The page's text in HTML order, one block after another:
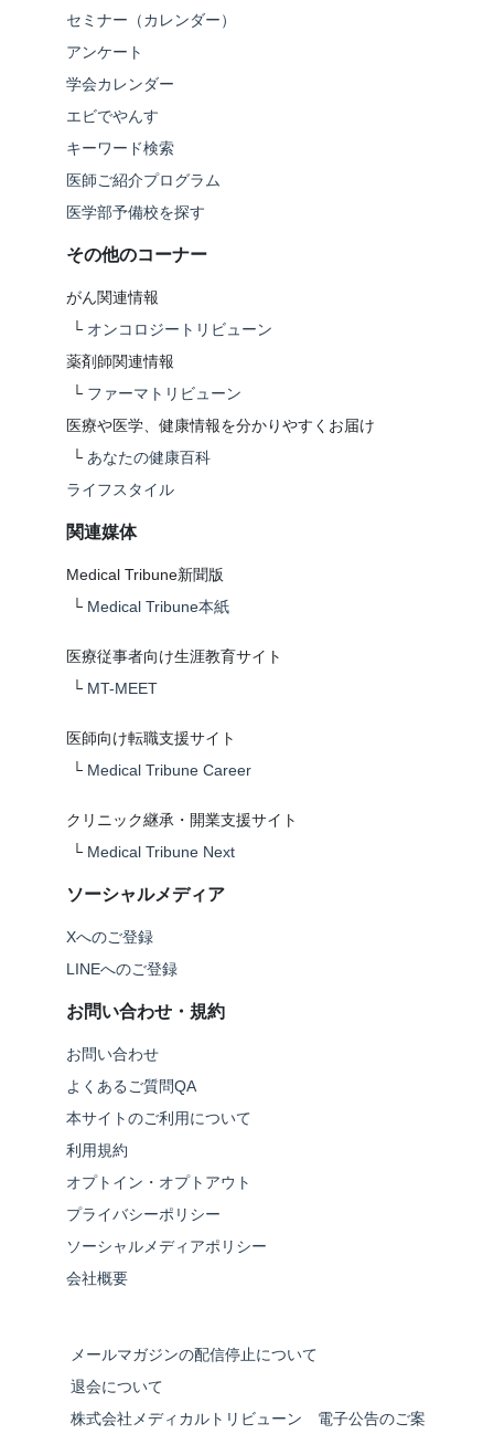
セミナー（カレンダー）
アンケート
学会カレンダー
エビでやんす
キーワード検索
医師ご紹介プログラム
医学部予備校を探す
その他のコーナー
がん関連情報
└ オンコロジートリビューン
薬剤師関連情報
└ ファーマトリビューン
医療や医学、健康情報を分かりやすくお届け
└ あなたの健康百科
ライフスタイル
関連媒体
Medical Tribune新聞版
└ Medical Tribune本紙
医療従事者向け生涯教育サイト
└ MT-MEET
医師向け転職支援サイト
└ Medical Tribune Career
クリニック継承・開業支援サイト
└ Medical Tribune Next
ソーシャルメディア
Xへのご登録
LINEへのご登録
お問い合わせ・規約
お問い合わせ
よくあるご質問QA
本サイトのご利用について
利用規約
オプトイン・オプトアウト
プライバシーポリシー
ソーシャルメディアポリシー
会社概要
メールマガジンの配信停止について
退会について
株式会社メディカルトリビューン 電子公告のご案